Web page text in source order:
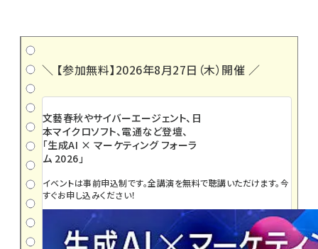
＼ 【参加無料】2026年8月27日（木）開催 ／
文藝春秋やサイバーエージェント、日
本マイクロソフト、電通など登壇、
「生成AI × マーケティング フォーラ
ム 2026」
イベントは事前申込制です。全講演を無料で聴講いただけます。今
すぐお申し込みください！